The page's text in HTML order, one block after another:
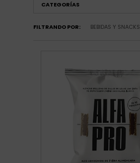
CATEGORÍAS
FILTRANDO POR: BEBIDAS Y SNACKS